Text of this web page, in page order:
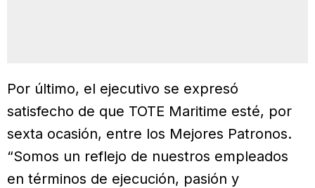
Por último, el ejecutivo se expresó
satisfecho de que TOTE Maritime esté, por
sexta ocasión, entre los Mejores Patronos.
“Somos un reflejo de nuestros empleados
en términos de ejecución, pasión y